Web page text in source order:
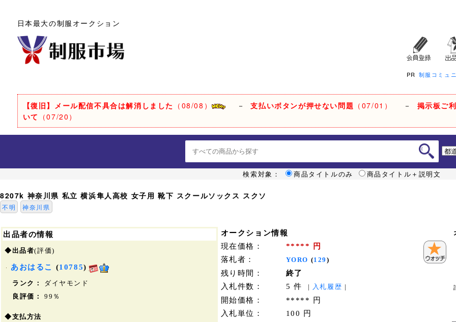
日本最大の制服オークション
PR 制服コミュ
【復旧】メール配信不具合は解消しました （08/08） －支払いボタンが押せない問題 （07/01） － 掲示板ご
いて （07/20）
検索対象： 商品タイトルのみ 商品タイトル＋説明文
8207k 神奈川県 私立 横浜隼人高校 女子用 靴下 スクールソックス スクソ
不明 神奈川県
オークション情報
現在価格：
***** 円
落札者：
YORO (129 )
残り時間：
終了
入札件数：
5 件 | 入札履歴 |
開始価格：
***** 円
入札単位：
100 円
出品者の情報
◆出品者(評価)
あおはるこ (10785)
ランク：
ダイヤモンド
良評価：
99％
◆支払方法